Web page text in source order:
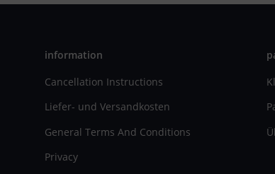
information
Cancellation Instructions
Liefer- und Versandkosten
General Terms And Conditions
Privacy